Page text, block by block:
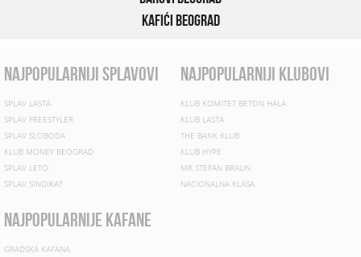
Kafići Beograd
najpopularniji splavovi
SPLAV LASTA
SPLAV FREESTYLER
SPLAV SLOBODA
KLUB MONEY BEOGRAD
SPLAV LETO
SPLAV SINDIKAT
najpopularniji klubovi
KLUB KOMITET BETON HALA
KLUB LASTA
THE BANK KLUB
KLUB HYPE
MR STEFAN BRAUN
NACIONALNA KLASA
najpopularnije kafane
GRADSKA KAFANA